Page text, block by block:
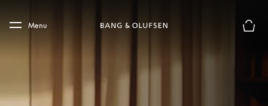
Skip to main footer
Menu